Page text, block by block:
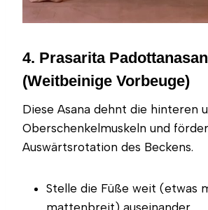
4. Prasarita
(Weitbeinige Vorbeuge)
Diese Asana dehnt die hinteren
Oberschenkelmuskeln und
Auswärtsrotation des Beckens.
Stelle die Füße weit (etwas